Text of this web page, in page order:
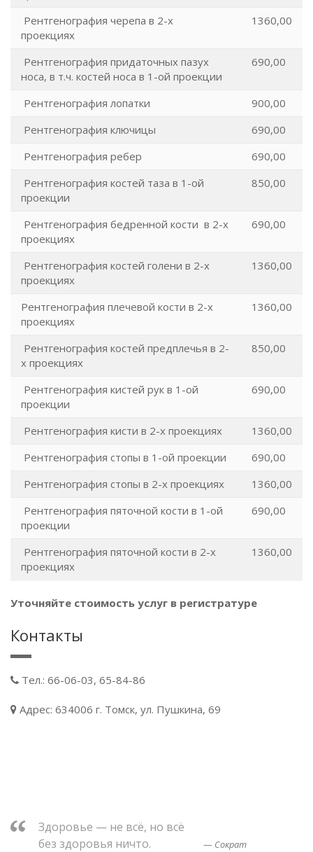
Рентгенография черепа в 2-х
проекциях
1360,00
Рентгенография придаточных пазух
носа, в т.ч. костей носа в 1-ой проекции
690,00
Рентгенография лопатки
900,00
Рентгенография ключицы
690,00
Рентгенография ребер
690,00
Рентгенография костей таза в 1-ой
проекции
850,00
Рентгенография бедренной кости в 2-х
проекциях
690,00
Рентгенография костей голени в 2-х
проекциях
1360,00
Рентгенография плечевой кости в 2-х
проекциях
1360,00
Рентгенография костей предплечья в 2-
х проекциях
850,00
Рентгенография кистей рук в 1-ой
проекции
690,00
Рентгенография кисти в 2-х проекциях
1360,00
Рентгенография стопы в 1-ой проекции
690,00
Рентгенография стопы в 2-х проекциях
1360,00
Рентгенография пяточной кости в 1-ой
проекции
690,00
Рентгенография пяточной кости в 2-х
проекциях
1360,00
Уточняйте стоимость услуг в регистратуре
Контакты
Тел.: 66-06-03, 65-84-86
Адрес: 634006 г. Томск, ул. Пушкина, 69
Здоровье — не всё, но всё
без здоровья ничто.
Сократ